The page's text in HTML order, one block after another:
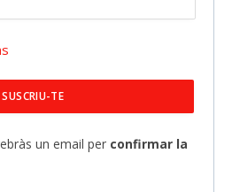
un email per confirmar la